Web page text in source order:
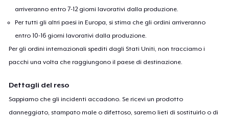
arriveranno entro 7-12 giorni lavorativi dalla produzione.
Per tutti gli altri paesi in Europa, si stima che gli ordini arriveranno
entro 10-16 giorni lavorativi dalla produzione.
Per gli ordini internazionali spediti dagli Stati Uniti, non tracciamo i
pacchi una volta che raggiungono il paese di destinazione.
Dettagli del reso
Sappiamo che gli incidenti accadono. Se ricevi un prodotto
danneggiato, stampato male o difettoso, saremo lieti di sostituirlo o di